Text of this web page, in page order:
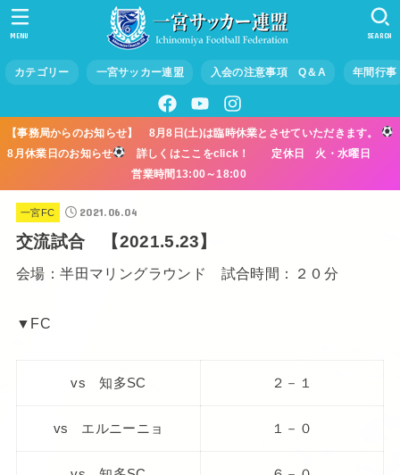
カテゴリー 一宮サッカー連盟 入会の注意事項 Q＆A 年間行事
SEARCH
MENU
【事務局からのお知らせ】 8月8日(土)は臨時休業とさせていただきます。
8月休業日のお知らせ
詳しくはここをclick！ 定休日 火・水曜日
営業時間13:00～18:00
一宮FC 2021.06.04
交流試合 【2021.5.23】
会場：半田マリングラウンド 試合時間：２０分
▼FC
vs 知多SC ２－１
vs エルニーニョ １－０